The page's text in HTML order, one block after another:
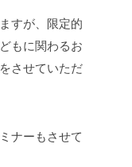
すが、限定的
もに関わるお
させていただ
ナーもさせて